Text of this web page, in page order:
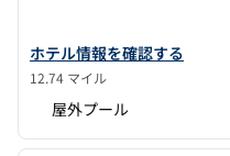
ザ・イン・アット・ランチ
ホテル情報を確認する
12.74 マイル
屋外プール